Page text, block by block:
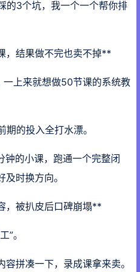
的3个坑，我一个一个帮你排
，结果做不完也卖不掉**
一上来就想做50节课的系统教
的投入全打水漂。
的小课，跑通一个完整闭
时换方向。
，被扒皮后口碑崩塌**
”。
拼凑一下，录成课拿来卖。